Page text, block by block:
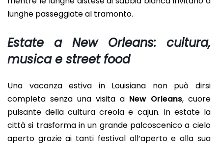
lunghe passeggiate al tramonto.
Estate a New Orleans: cultura,
musica e street food
Una vacanza estiva in Louisiana non può dirsi
completa senza una visita a New Orleans, cuore
pulsante della cultura creola e cajun. In estate la
città si trasforma in un grande palcoscenico a cielo
aperto grazie ai tanti festival all’aperto e alla sua